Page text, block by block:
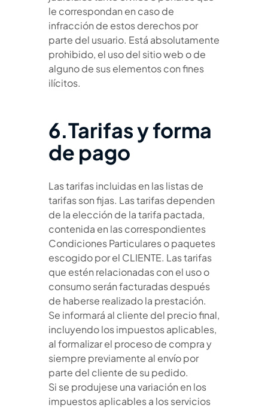
le correspondan en caso de
infracción de estos derechos por
parte del usuario. Está absolutamente
prohibido, el uso del sitio web o de
alguno de sus elementos con fines
ilícitos.
6.Tarifas y forma
de pago
Las tarifas incluidas en las listas de
tarifas son fijas. Las tarifas dependen
de la elección de la tarifa pactada,
contenida en las correspondientes
Condiciones Particulares o paquetes
escogido por el CLIENTE. Las tarifas
que estén relacionadas con el uso o
consumo serán facturadas después
de haberse realizado la prestación.
Se informará al cliente del precio final,
incluyendo los impuestos aplicables,
al formalizar el proceso de compra y
siempre previamente al envío por
parte del cliente de su pedido.
Si se produjese una variación en los
impuestos aplicables a los servicios